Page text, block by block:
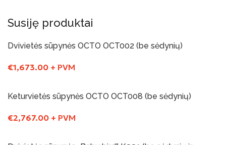
Susiję produktai
Dvivietės sūpynės OCTO OCT002 (be sėdynių)
€1,673.00 + PVM
Keturvietės sūpynės OCTO OCT008 (be sėdynių)
€2,767.00 + PVM